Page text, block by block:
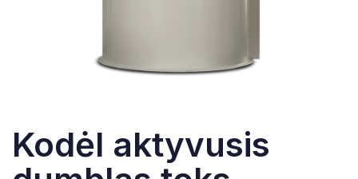
Kodėl aktyvusis